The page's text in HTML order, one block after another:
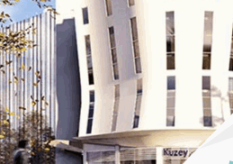
GÖZ ESTETIĞI
(OKÜLOPLASTIK CERRAHI)